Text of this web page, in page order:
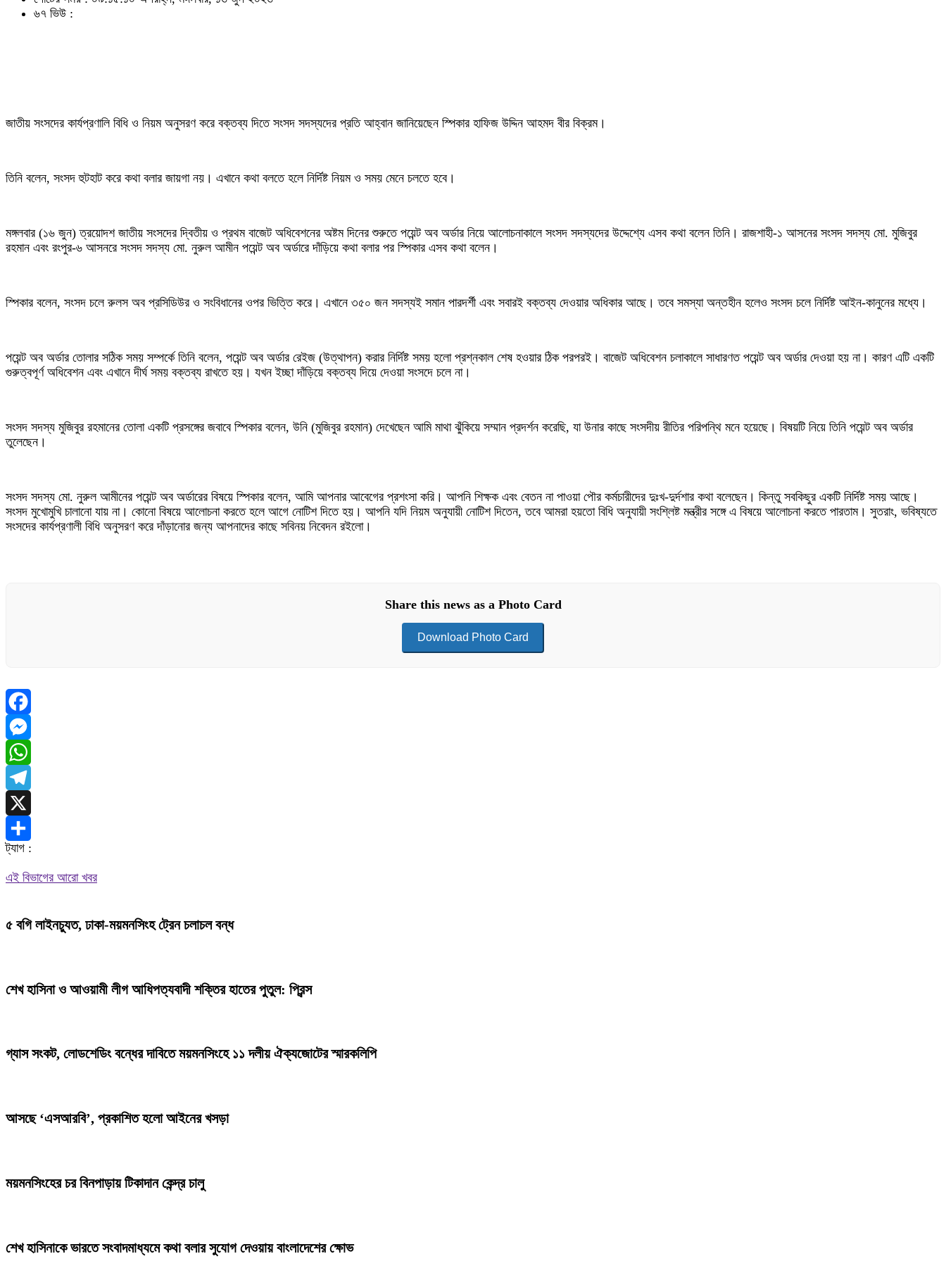
৬৭ ভিউ :
জাতীয় সংসদের কার্যপ্রণালি বিধি ও নিয়ম অনুসরণ করে বক্তব্য দিতে সংসদ সদস্যদের প্রতি আহ্বান জানিয়েছেন স্পিকার হাফিজ উদ্দিন আহমদ বীর বিক্রম।
তিনি বলেন, সংসদ হুটহাট করে কথা বলার জায়গা নয়। এখানে কথা বলতে হলে নির্দিষ্ট নিয়ম ও সময় মেনে চলতে হবে।
মঙ্গলবার (১৬ জুন) ত্রয়োদশ জাতীয় সংসদের দ্বিতীয় ও প্রথম বাজেট অধিবেশনের অষ্টম দিনের শুরুতে পয়েন্ট অব অর্ডার নিয়ে আলোচনাকালে সংসদ সদস্যদের উদ্দেশ্যে এসব কথা বলেন তিনি। রাজশাহী-১ আসনের সংসদ সদস্য মো. মুজিবুর
রহমান এবং রংপুর-৬ আসনরে সংসদ সদস্য মো. নুরুল আমীন পয়েন্ট অব অর্ডারে দাঁড়িয়ে কথা বলার পর স্পিকার এসব কথা বলেন।
স্পিকার বলেন, সংসদ চলে রুলস অব প্রসিডিউর ও সংবিধানের ওপর ভিত্তি করে। এখানে ৩৫০ জন সদস্যই সমান পারদর্শী এবং সবারই বক্তব্য দেওয়ার অধিকার আছে। তবে সমস্যা অন্তহীন হলেও সংসদ চলে নির্দিষ্ট আইন-কানুনের মধ্যে।
পয়েন্ট অব অর্ডার তোলার সঠিক সময় সম্পর্কে তিনি বলেন, পয়েন্ট অব অর্ডার রেইজ (উত্থাপন) করার নির্দিষ্ট সময় হলো প্রশ্নকাল শেষ হওয়ার ঠিক পরপরই। বাজেট অধিবেশন চলাকালে সাধারণত পয়েন্ট অব অর্ডার দেওয়া হয় না। কারণ এটি একটি
গুরুত্বপূর্ণ অধিবেশন এবং এখানে দীর্ঘ সময় বক্তব্য রাখতে হয়। যখন ইচ্ছা দাঁড়িয়ে বক্তব্য দিয়ে দেওয়া সংসদে চলে না।
সংসদ সদস্য মুজিবুর রহমানের তোলা একটি প্রসঙ্গের জবাবে স্পিকার বলেন, উনি (মুজিবুর রহমান) দেখেছেন আমি মাথা ঝুঁকিয়ে সম্মান প্রদর্শন করেছি, যা উনার কাছে সংসদীয় রীতির পরিপন্থি মনে হয়েছে। বিষয়টি নিয়ে তিনি পয়েন্ট অব অর্ডার
তুলেছেন।
সংসদ সদস্য মো. নুরুল আমীনের পয়েন্ট অব অর্ডারের বিষয়ে স্পিকার বলেন, আমি আপনার আবেগের প্রশংসা করি। আপনি শিক্ষক এবং বেতন না পাওয়া পৌর কর্মচারীদের দুঃখ-দুর্দশার কথা বলেছেন। কিন্তু সবকিছুর একটি নির্দিষ্ট সময় আছে।
সংসদ মুখোমুখি চালানো যায় না। কোনো বিষয়ে আলোচনা করতে হলে আগে নোটিশ দিতে হয়। আপনি যদি নিয়ম অনুযায়ী নোটিশ দিতেন, তবে আমরা হয়তো বিধি অনুযায়ী সংশ্লিষ্ট মন্ত্রীর সঙ্গে এ বিষয়ে আলোচনা করতে পারতাম। সুতরাং, ভবিষ্যতে
সংসদের কার্যপ্রণালী বিধি অনুসরণ করে দাঁড়ানোর জন্য আপনাদের কাছে সবিনয় নিবেদন রইলো।
Share this news as a Photo Card
Download Photo Card
Facebook
Messenger
WhatsApp
Telegram
X
Share
ট্যাগ :
এই বিভাগের আরো খবর
৫ বগি লাইনচ্যুত, ঢাকা-ময়মনসিংহ ট্রেন চলাচল বন্ধ
শেখ হাসিনা ও আওয়ামী লীগ আধিপত্যবাদী শক্তির হাতের পুতুল: প্রিন্স
গ্যাস সংকট, লোডশেডিং বন্ধের দাবিতে ময়মনসিংহে ১১ দলীয় ঐক্যজোটের স্মারকলিপি
আসছে ‘এসআরবি’, প্রকাশিত হলো আইনের খসড়া
ময়মনসিংহের চর বিনপাড়ায় টিকাদান কেন্দ্র চালু
শেখ হাসিনাকে ভারতে সংবাদমাধ্যমে কথা বলার সুযোগ দেওয়ায় বাংলাদেশের ক্ষোভ